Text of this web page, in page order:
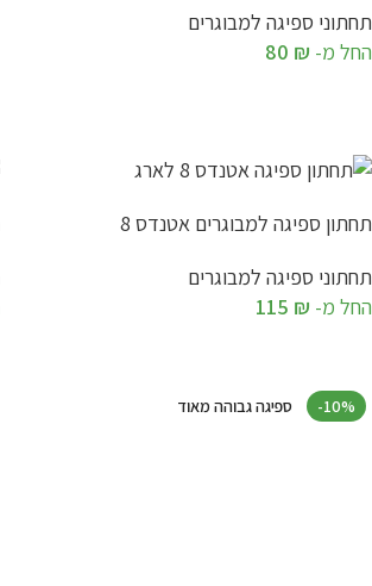
תחתוני ספיגה למבוגרים
החל מ-
80 ₪
-10% ספיגה גבוהה מאוד
תחתון ספיגה למבוגרים אטנדס 8
תחתוני ספיגה למבוגרים
החל מ-
115 ₪